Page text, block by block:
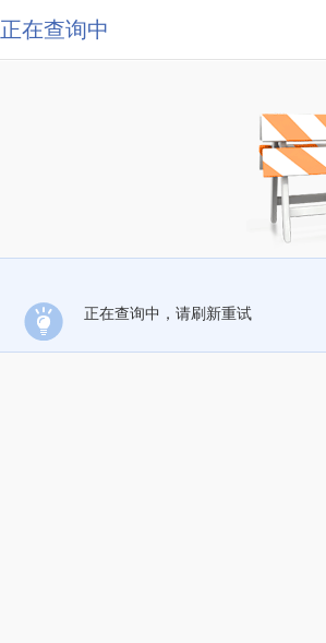
正在查询中
正在查询中，请刷新重试